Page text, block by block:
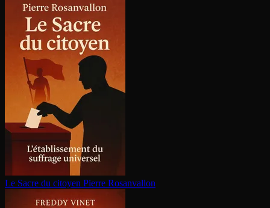
Le Sacre du citoyen Pierre Rosanvallon